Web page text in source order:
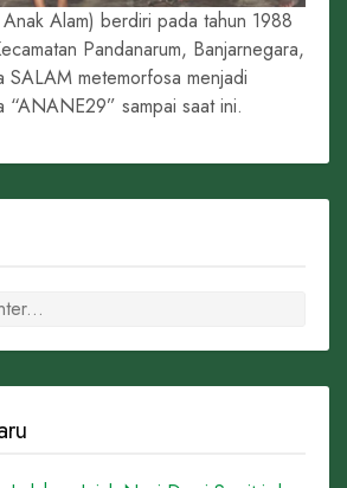
Alam) berdiri pada tahun 1988
Pandanarum, Banjarnegara,
SALAM metemorfosa menjadi
“ANANE29” sampai saat ini.